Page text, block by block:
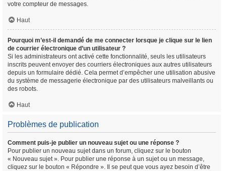
votre compteur de messages.
Haut
Pourquoi m’est-il demandé de me connecter lorsque je clique sur le lien
de courrier électronique d’un utilisateur ?
Si les administrateurs ont activé cette fonctionnalité, seuls les utilisateurs
inscrits peuvent envoyer des courriers électroniques aux autres utilisateurs
depuis un formulaire dédié. Cela permet d’empêcher une utilisation abusive
du système de messagerie électronique par des utilisateurs malveillants ou
des robots.
Haut
Problèmes de publication
Comment puis-je publier un nouveau sujet ou une réponse ?
Pour publier un nouveau sujet dans un forum, cliquez sur le bouton
« Nouveau sujet ». Pour publier une réponse à un sujet ou un message,
cliquez sur le bouton « Répondre ». Il se peut que vous ayez besoin d’être